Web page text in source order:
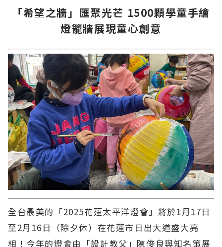
「希望之牆」匯聚光芒 1500顆學童手繪
燈籠牆展現童心創意
全台最美的「2025花蓮太平洋燈會」將於1月17日
至2月16日（除夕休）在花蓮市日出大道盛大亮
相！今年的燈會由「設計教父」陳俊良與知名策展